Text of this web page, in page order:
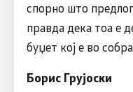
спорно што
правда дека тоа е
буџет кој е во
Борис Грујоски